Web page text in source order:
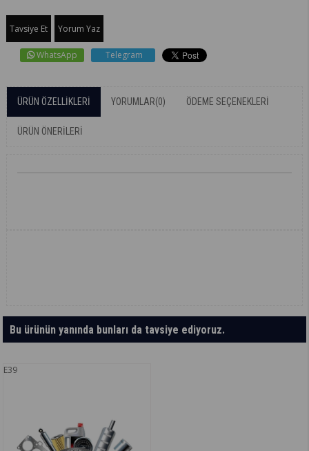
Tavsiye Et Yorum Yaz
WhatsApp Telegram
ÜRÜN ÖZELLIKLERI YORUMLAR(0) ÖDEME SEÇENEKLERI
ÜRÜN ÖNERILERI
Bu ürünün yanında bunları da tavsiye ediyoruz.
E39